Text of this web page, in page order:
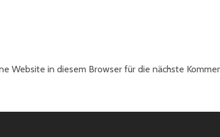
Website in diesem Browser für die nächste